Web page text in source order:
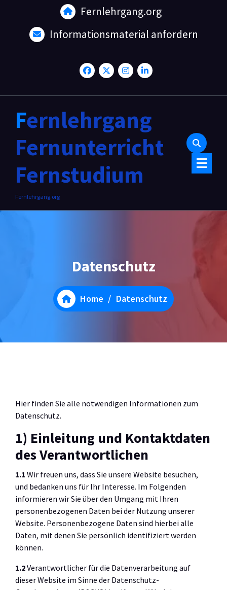
Fernlehrgang.org
Informationsmaterial anfordern
Fernlehrgang
Fernunterricht
Fernstudium
Fernlehrgang.org
Datenschutz
Home / Datenschutz
Hier finden Sie alle notwendigen Informationen zum
Datenschutz.
1) Einleitung und Kontaktdaten
des Verantwortlichen
1.1 Wir freuen uns, dass Sie unsere Website besuchen,
und bedanken uns für Ihr Interesse. Im Folgenden
informieren wir Sie über den Umgang mit Ihren
personenbezogenen Daten bei der Nutzung unserer
Website. Personenbezogene Daten sind hierbei alle
Daten, mit denen Sie persönlich identifiziert werden
können.
1.2Verantwortlicher für die Datenverarbeitung auf
dieser Website im Sinne der Datenschutz-